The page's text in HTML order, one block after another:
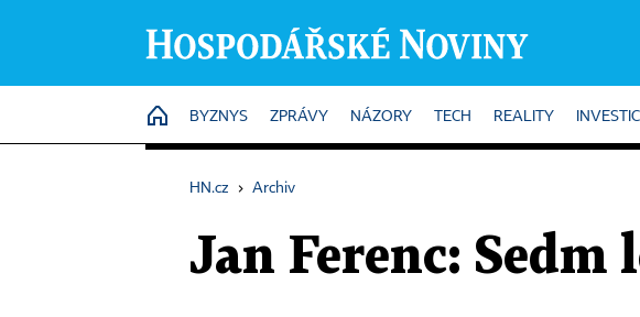
HOME
BYZNYS ZPRÁVY NÁZORY TECH REALITY
HN.cz › Archiv
Jan Ferenc: